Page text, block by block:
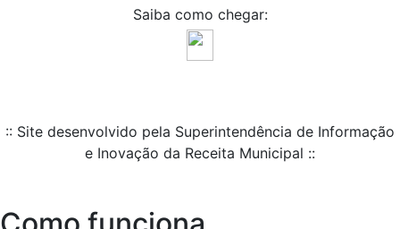
Saiba como chegar:
:: Site desenvolvido pela Superintendência de Informação
e Inovação da Receita Municipal ::